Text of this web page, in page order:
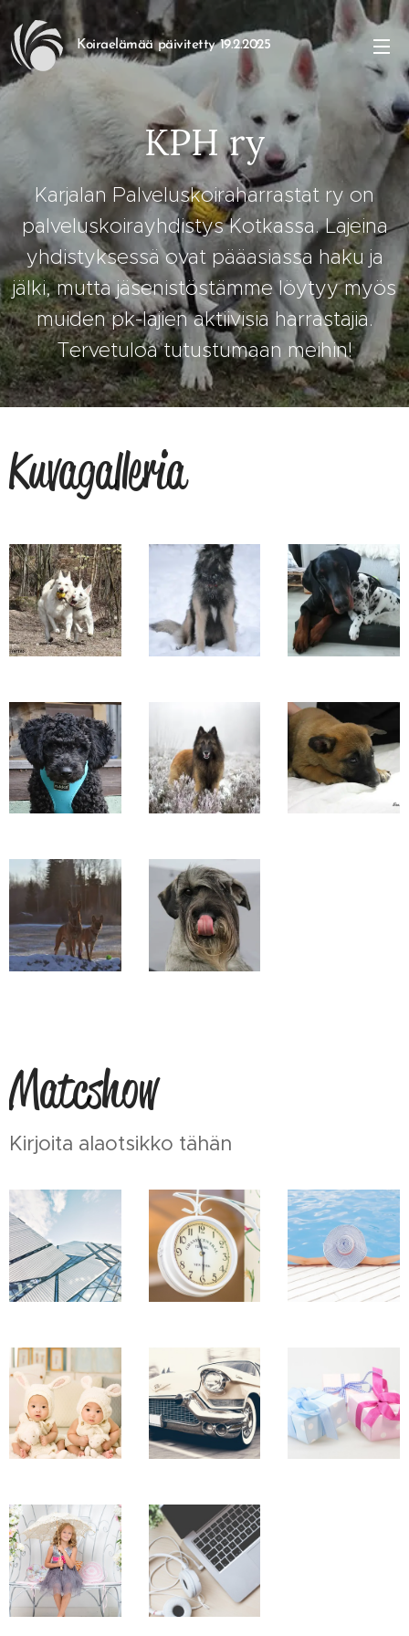
Koiraelämää päivitetty 19.2.2025
KPH ry
Karjalan Palveluskoiraharrastat ry on
palveluskoirayhdistys Kotkassa. Lajeina
yhdistyksessä ovat pääasiassa haku ja
jälki, mutta jäsenistöstämme löytyy myös
muiden pk-lajien aktiivisia harrastajia.
Tervetuloa tutustumaan meihin!
Kuvagalleria
Matcshow
Kirjoita alaotsikko tähän